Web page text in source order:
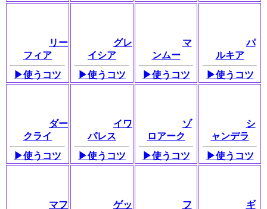
リー
フィア
▶使うコツ
グレ
イシア
▶使うコツ
マ
ンムー
▶使うコツ
パ
ルキア
▶使うコツ
ダー
クライ
▶使うコツ
イワ
パレス
▶使うコツ
ゾ
ロアーク
▶使うコツ
シ
ャンデラ
▶使うコツ
マフ
ゲッ
フ
ギ